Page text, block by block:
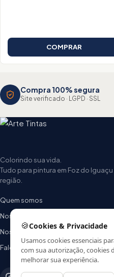
COMPRAR
Compra 100% segura
Site verificado · LGPD · SSL
Colorindo sua vida.
Tudo para pintura em Foz do Iguaçu
região.
Quem somos
Nossas lojas
Nossa equipe
Fale conosco
🍪Cookies & Privacidade
Usamos cookies essenciais
com sua autorização, cookies
melhorar sua experiência.